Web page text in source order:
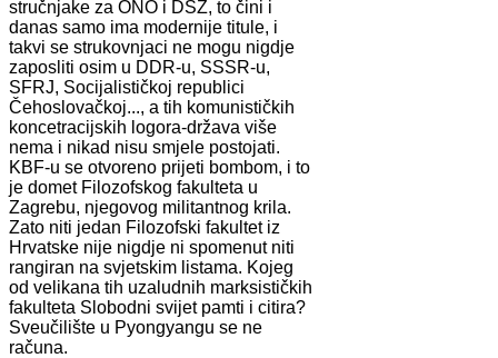
stručnjake za ONO i DSZ, to čini i
danas samo ima modernije titule, i
takvi se strukovnjaci ne mogu nigdje
zaposliti osim u DDR-u, SSSR-u,
SFRJ, Socijalističkoj republici
Čehoslovačkoj..., a tih komunističkih
koncetracijskih logora-država više
nema i nikad nisu smjele postojati.
KBF-u se otvoreno prijeti bombom, i to
je domet Filozofskog fakulteta u
Zagrebu, njegovog militantnog krila.
Zato niti jedan Filozofski fakultet iz
Hrvatske nije nigdje ni spomenut niti
rangiran na svjetskim listama. Kojeg
od velikana tih uzaludnih marksističkih
fakulteta Slobodni svijet pamti i citira?
Sveučilište u Pyongyangu se ne
računa.